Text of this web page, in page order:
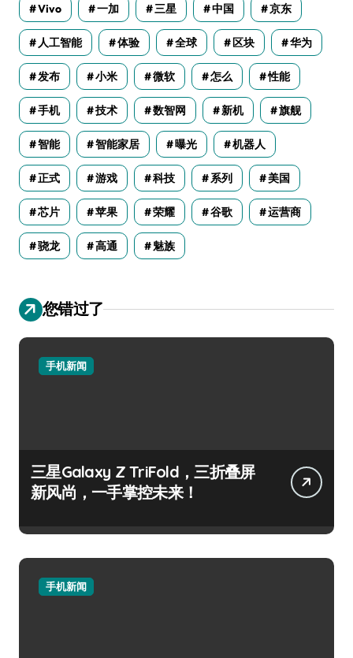
Vivo 一加 三星 中国 京东
人工智能 体验 全球 区块 华为
发布 小米 微软 怎么 性能
手机 技术 数智网 新机 旗舰
智能 智能家居 曝光 机器人
正式 游戏 科技 系列 美国
芯片 苹果 荣耀 谷歌 运营商
骁龙 高通 魅族
您错过了
手机新闻
三星Galaxy Z TriFold，三折叠屏
新风尚，一手掌控未来！
手机新闻